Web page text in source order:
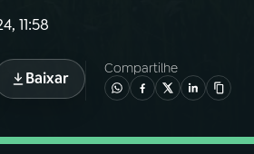
11:58
Baixar
Compartilhe